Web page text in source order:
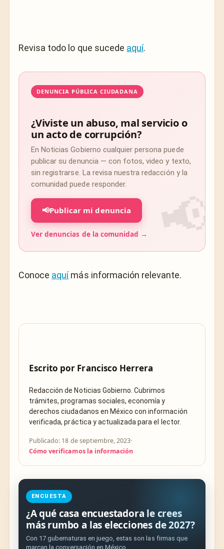
Revisa todo lo que sucede aquí.
DENUNCIA PÚBLICA CIUDADANA
¿Viviste un abuso, mal servicio o
un acto de corrupción?
En Noticias Gobierno cualquier persona puede
publicar su denuncia — con fotos, video y texto,
sin registrarse. La revisa nuestra redacción y la
comunidad puede responder.
📢Publicar mi denuncia
Ver denuncias de la comunidad →
Conoce aquímás información relevante.
Escrito por Francisco Herrera
Redacción de Noticias Gobierno. Cubrimos
trámites, programas sociales, economía y
derechos ciudadanos en México con información
verificada, práctica y actualizada para el lector.
Publicado: 18 de septiembre, 2023·
Cómo verificamos la información
ENCUESTA
¿A qué casa encuestadora le crees
más rumbo a las elecciones de 2027?
Con 17 gubernaturas en juego, estas son las firmas que
marcan la conversación en México.